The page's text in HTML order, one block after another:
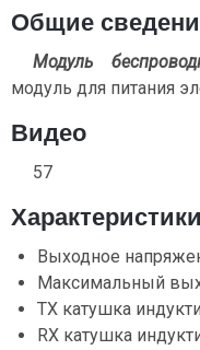
Общие
Модуль
модуль для питания
Видео
57
Характеристики
Выходное
Максимальный
TX катушка
RX катушка